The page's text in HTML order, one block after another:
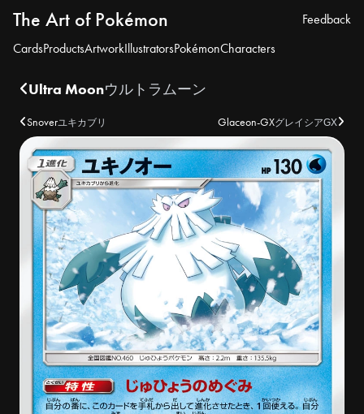
The Art of Pokémon
CardsProductsArtworkIllustratorsPokémonCharacters
Feedback
Ultra Moonウルトラムーン
Snoverユキカブリ Glaceon-GXグレイシアGX